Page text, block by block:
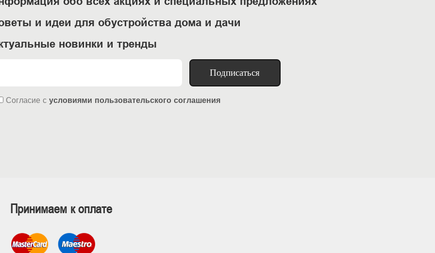
и идеи для обустройства дома и дачи
новинки и тренды
Подписаться
Согласие с условиями пользовательского соглашения
Принимаем к оплате